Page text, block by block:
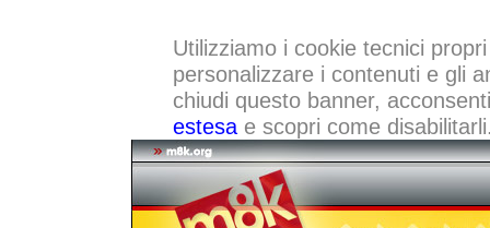
Utilizziamo i cookie tecnici
personalizzare i contenuti e gli
chiudi questo banner,
estesae scopri come